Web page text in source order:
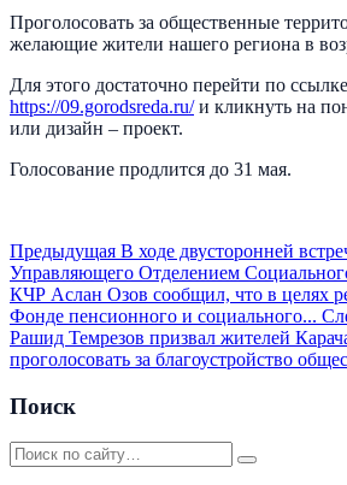
Проголосовать за общественные
желающие жители нашего региона в
Для этого достаточно перейти по ссылке
https://09.gorodsreda.ru/и кликнуть на
или дизайн – проект.
Голосование продлится до 31 мая.
Предыдущая В ходе двусторонней
Управляющего Отделением
КЧР Аслан Озов сообщил, что в целях
Фонде пенсионного и социального...
Рашид Темрезов призвал жителей
проголосовать за благоустройство
Поиск